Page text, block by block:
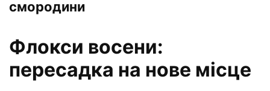
смородини
Флокси восени:
пересадка на нове місце